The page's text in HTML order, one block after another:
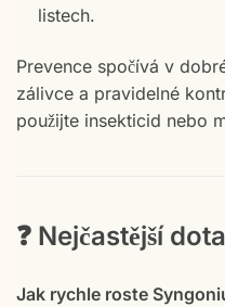
listech.
Prevence spočívá v
zálivce a pravidelné
použijte insekticid nebo
❓ Nejčastější
Jak rychle roste